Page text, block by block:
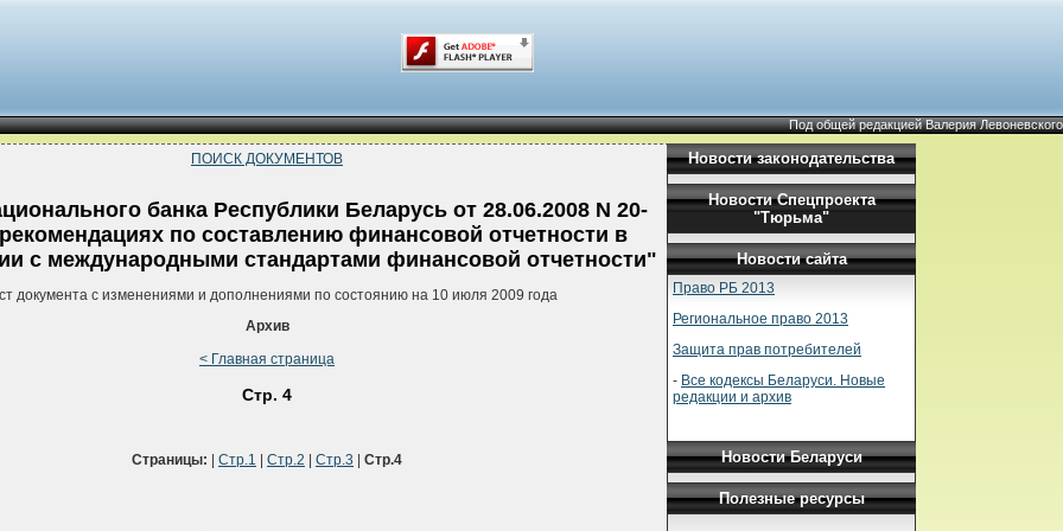
Под общей редакцией Валерия Левоневского
ПОИСК ДОКУМЕНТОВ
банка Республики Беларусь от 28.06.2008 N 20-
по составлению финансовой отчетности в
с международными стандартами финансовой отчетности"
документа с изменениями и дополнениями по состоянию на 10 июля 2009 года
Архив
< Главная страница
Стр. 4
Страницы: Стр.1 Стр.2 Стр.3 Стр.4
Новости законодательства
Новости Спецпроекта
"Тюрьма"
Новости сайта
Право РБ 2013
Региональное право 2013
Защита прав потребителей
- Все кодексы Беларуси. Новые
редакции и архив
Новости Беларуси
Полезные ресурсы